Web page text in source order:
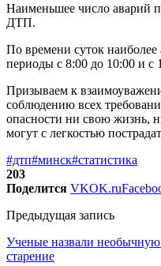
Наименьшее число аварий
ДТП.
По времени суток
периоды с 8:00 до 10:00 и с
Призываем к
соблюдению всех
опасности ни свою жизнь,
могут с легкостью
#дтп#минск#статистика
203
Поделится VKOK.ru
Предыдущая запись
Ученые назвали необычную
старение